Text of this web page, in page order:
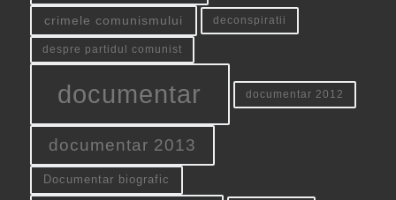
crimele comunismului deconspiratii
despre partidul comunist
documentar documentar 2012
documentar 2013
Documentar biografic